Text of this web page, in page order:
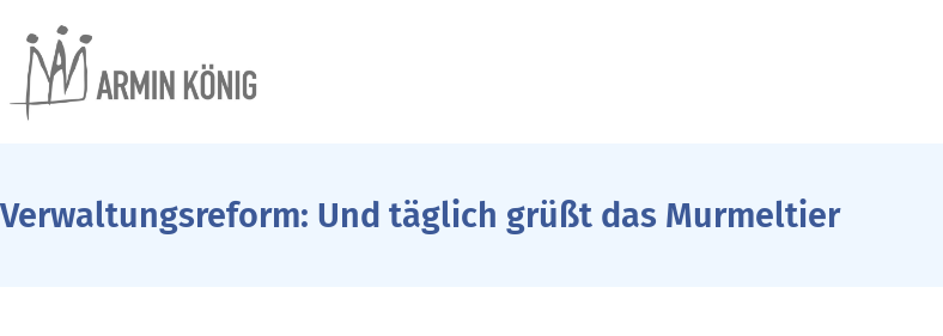
Verwaltungsreform: Und täglich grüßt das Murmeltier